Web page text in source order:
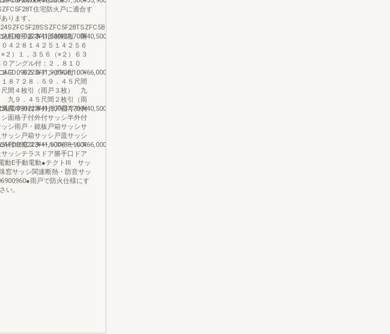
住宅防火戸に適合す
ります。
粧格子多本引部材鏡板・雨
４２８１４２５１４２５６
２）１，３５６（×２）６３
０アングル付：２，８１０
２，８５０アングル付：
８７２８．５９．４５尺間
間４枚引（雨戸３枚） 九
九９．４５尺間２枚引（雨
凰半外付半外付戸皿半外付
面格子付外付サッシ半外付
シ雨戸・鏡板戸箱サッシサ
ッシ戸箱サッシ戸皿サッシ
付出窓スチールスチールス
ッシテラスドア勝手口ドア
動E手動電動●テクトⅢ サッ
窓サッシ関連断熱・防音サッ
雨戸で防火仕様にす
い。